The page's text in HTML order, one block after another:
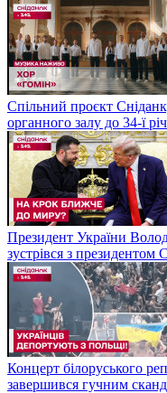
Спільний проєкт
органного залу до 34-ї
Президент України
зустрівся з
Концерт білоруського
завершився гучним